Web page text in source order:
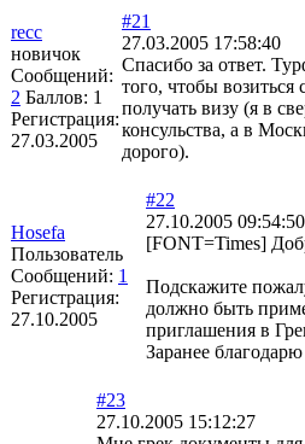
recc
новичок
Сообщений:
2 Баллов: 1
Регистрация:
27.03.2005
#21
27.03.2005 17:58:40
Спасибо за ответ.
того, чтобы
получать визу (я в
консульства, а в
дорого).
Hosefa
Пользователь
Сообщений: 1
Регистрация:
27.10.2005
#22
27.10.2005 09:54:50
[FONT=Times]
Подскажите
должно быть
приглашения в
Заранее
#23
27.10.2005 15:12:27